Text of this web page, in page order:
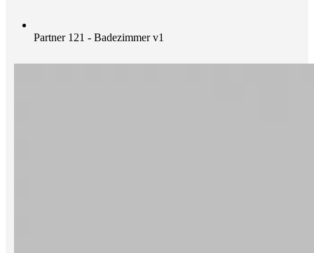
Partner 121 - Badezimmer v1